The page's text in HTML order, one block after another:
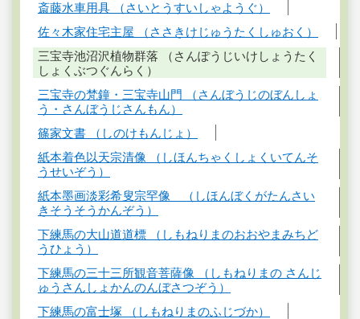
斎藤水車用具 （さいとうすいしゃようぐ）
佐々木家住宅主屋 （ささきけじゅうたくしゅおく）
三宝寺池沼沢植物群落 （さんぽうじいけしょうたく
しょくぶつぐんらく）
三宝寺の梵鐘・三宝寺山門 （さんぼうじのぼんしょ
う・さんぼうじさんもん）
篠家文書 （しのけもんじょ）
紙本着色以天宗清像 （しほんちゃくしょくいてんそ
うせいぞう）
紙本墨画淡彩希叟宗罕像 （しほんぼくがたんさい
きそうそうかんぞう）
下練馬の大山道道標 （しもねりまのおおやまみちど
うひょう）
下練馬の三十三所観音菩薩像 （しもねりまの さんじ
ゅうさんしょかんのんぼさつぞう）
下練馬の富士塚 （しもねりまのふじづか）